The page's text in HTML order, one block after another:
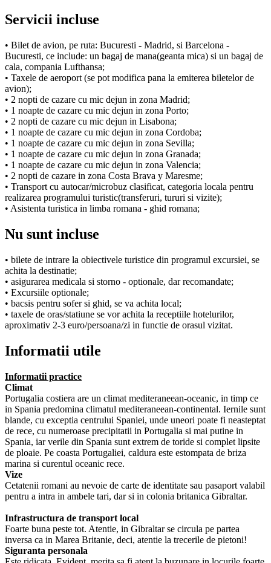
Servicii incluse
• Bilet de avion, pe ruta: Bucuresti - Madrid, si Barcelona -
Bucuresti, ce include: un bagaj de mana(geanta mica) si un bagaj de
cala, compania Lufthansa;
• Taxele de aeroport (se pot modifica pana la emiterea biletelor de
avion);
• 2 nopti de cazare cu mic dejun in zona Madrid;
• 1 noapte de cazare cu mic dejun in zona Porto;
• 2 nopti de cazare cu mic dejun in Lisabona;
• 1 noapte de cazare cu mic dejun in zona Cordoba;
• 1 noapte de cazare cu mic dejun in zona Sevilla;
• 1 noapte de cazare cu mic dejun in zona Granada;
• 1 noapte de cazare cu mic dejun in zona Valencia;
• 2 nopti de cazare in zona Costa Brava y Maresme;
• Transport cu autocar/microbuz clasificat, categoria locala pentru
realizarea programului turistic(transferuri, tururi si vizite);
• Asistenta turistica in limba romana - ghid romana;
Nu sunt incluse
• bilete de intrare la obiectivele turistice din programul excursiei, se
achita la destinatie;
• asigurarea medicala si storno - optionale, dar recomandate;
• Excursiile optionale;
• bacsis pentru sofer si ghid, se va achita local;
• taxele de oras/statiune se vor achita la receptiile hotelurilor,
aproximativ 2-3 euro/persoana/zi in functie de orasul vizitat.
Informatii utile
Informatii practice
Climat
Portugalia costiera are un climat mediteraneean-oceanic, in timp ce
in Spania predomina climatul mediteraneean-continental. Iernile sunt
blande, cu exceptia centrului Spaniei, unde uneori poate fi neasteptat
de rece, cu numeroase precipitatii in Portugalia si mai putine in
Spania, iar verile din Spania sunt extrem de toride si complet lipsite
de ploaie. Pe coasta Portugaliei, caldura este estompata de briza
marina si curentul oceanic rece.
Vize
Cetatenii romani au nevoie de carte de identitate sau pasaport valabil
pentru a intra in ambele tari, dar si in colonia britanica Gibraltar.
Infrastructura de transport local
Foarte buna peste tot. Atentie, in Gibraltar se circula pe partea
inversa ca in Marea Britanie, deci, atentie la trecerile de pietoni!
Siguranta personala